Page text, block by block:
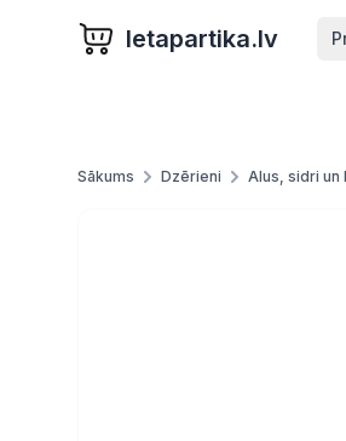
letapartika.lv
Sākums Dzērieni Alus, sidri un